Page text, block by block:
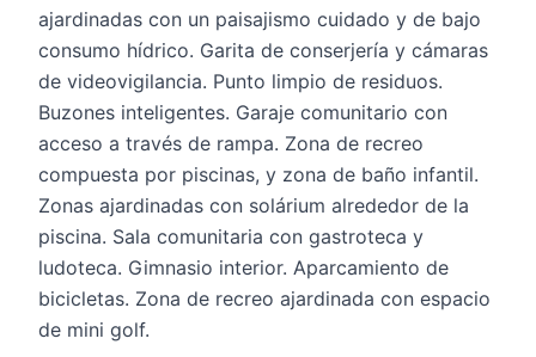
ajardinadas con un paisajismo cuidado y de bajo
consumo hídrico. Garita de conserjería y cámaras
de videovigilancia. Punto limpio de residuos.
Buzones inteligentes. Garaje comunitario con
acceso a través de rampa. Zona de recreo
compuesta por piscinas, y zona de baño infantil.
Zonas ajardinadas con solárium alrededor de la
piscina. Sala comunitaria con gastroteca y
ludoteca. Gimnasio interior. Aparcamiento de
bicicletas. Zona de recreo ajardinada con espacio
de mini golf.